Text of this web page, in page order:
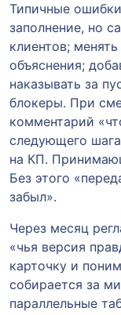
Типичные
заполнение, но
клиентов;
объяснения;
наказывать за
блокеры. При
комментарий
следующего
на КП.
Без этого
забыл».
Через месяц
«чья версия
карточку и
собирается за
параллельные